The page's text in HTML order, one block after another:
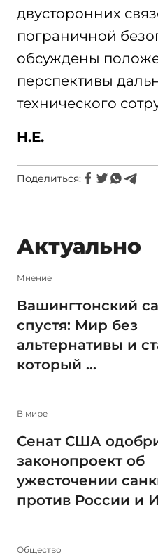
двусторонних
пограничной
обсуждены
перспективы
технического
Н.Е.
Поделиться:
Актуально
Мнение
Вашингтонский
спустя: Мир без
альтернативы и
который ...
В мире
Сенат США
законопроект об
ужесточении
против России и
Общество